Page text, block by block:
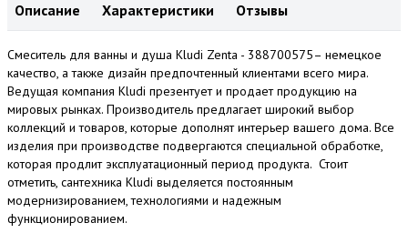
Описание Характеристики Отзывы
Смеситель для ванны и душа Kludi Zenta - 388700575– немецкое
качество, а также дизайн предпочтенный клиентами всего мира.
Ведущая компания Kludi презентует и продает продукцию на
мировых рынках. Производитель предлагает широкий выбор
коллекций и товаров, которые дополнят интерьер вашего дома. Все
изделия при производстве подвергаются специальной обработке,
которая продлит эксплуатационный период продукта. Стоит
отметить, сантехника Kludi выделяется постоянным
модернизированием, технологиями и надежным
функционированием.